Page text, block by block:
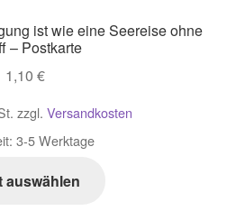
ist wie eine Seereise ohne
– Postkarte
1,10 €
zzgl. Versandkosten
3-5 Werktage
auswählen